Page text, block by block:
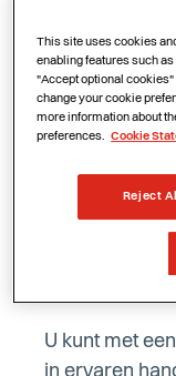
IT-
Via de
u
opgeleide
expertise in
ervaring
U kunt met
in ervaren
This site uses cookies
enabling features such
"Accept optional cookies"
change your cookie
more information about
preferences. Cookie
Reject All